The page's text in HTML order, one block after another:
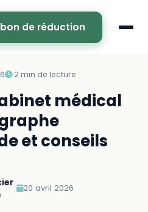
de réduction
2 min de lecture
médical
et conseils
| 20 avril 2026